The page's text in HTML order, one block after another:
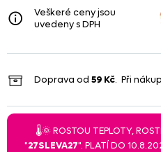
Veškeré ceny jsou
uvedeny s DPH
Doprava od 59 Kč. Při
🌡️🌞 ROSTOU TEPLOTY,
"27SLEVA27". PLATÍ DO